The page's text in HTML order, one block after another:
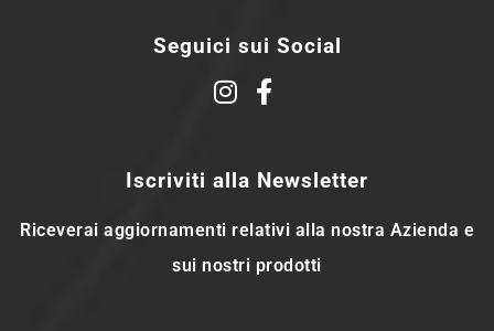
Seguici sui Social
Iscriviti alla Newsletter
Riceverai aggiornamenti relativi alla nostra Azienda e
sui nostri prodotti